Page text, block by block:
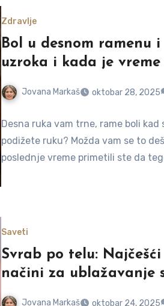
Zdravlje
Bol u desnom ramenu i
uzroka i kada je
Jovana Markaš oktobar 28, 2025
Desna ruka vam trne, rame boli
podižete ruku? Možda vam se to
poslednje vreme primetili ste da
Saveti
Svrab po telu:
načini za ublažavanje
Jovana Markaš oktobar 24, 2025